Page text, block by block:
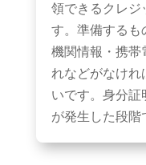
領できるクレジ
す。準備するも
機関情報・携帯
れなどがなけれ
いです。身分証
が発生した段階